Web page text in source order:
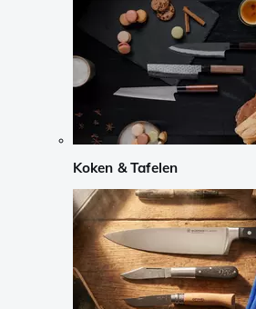
Koken & Tafelen